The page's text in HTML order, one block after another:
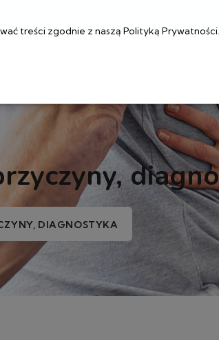
DIAGNOSTYKA
treści zgodnie z naszą Polityką Prywatności